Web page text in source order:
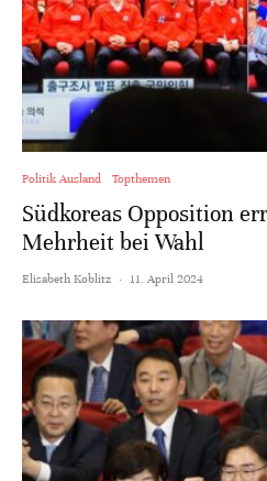
Politik Ausland Topthemen
Südkoreas Opposition
Mehrheit bei Wahl
Elisabeth Koblitz · 11. April 2024